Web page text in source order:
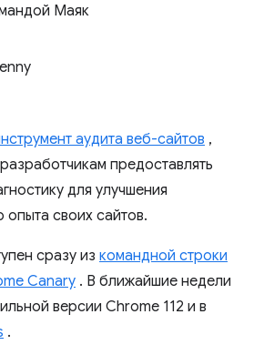
Маяк
аудита веб-сайтов ,
предоставлять
для улучшения
опыта своих сайтов.
сразу из командной строки
Canary . В ближайшие недели
версии Chrome 112 и в
.